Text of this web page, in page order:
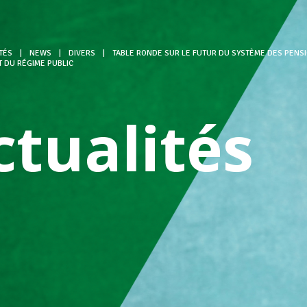
NEWS DIVERS
TABLE RONDE SUR LE FUTUR DU SYSTÈME DES
DU RÉGIME PUBLIC